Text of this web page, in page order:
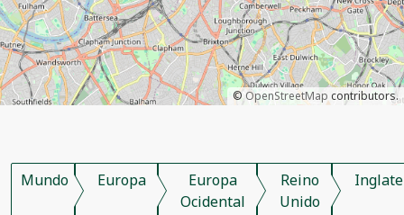
©OpenStreetMap contributors.
Mundo Europa
Europa
Ocidental
Reino
Unido